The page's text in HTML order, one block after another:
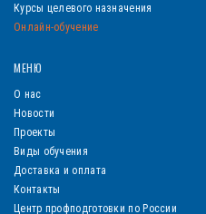
Курсы целевого назначения
Онлайн-обучение
МЕНЮ
О нас
Новости
Проекты
Виды обучения
Доставка и оплата
Контакты
Центр профподготовки по России